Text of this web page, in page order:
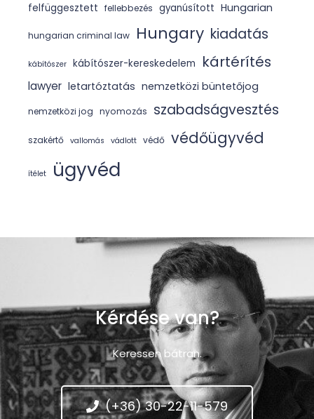
felfüggesztett fellebbezés gyanúsított Hungarian
hungarian criminal law Hungary kiadatás
kábítószer kábítószer-kereskedelem kártérítés
lawyer letartóztatás nemzetközi büntetőjog
nemzetközi jog nyomozás szabadságvesztés
szakértő vallomás vádlott védő védőügyvéd
ítélet ügyvéd
Kérdése van?
Keressen bátran.
(+36) 30-22-11-579